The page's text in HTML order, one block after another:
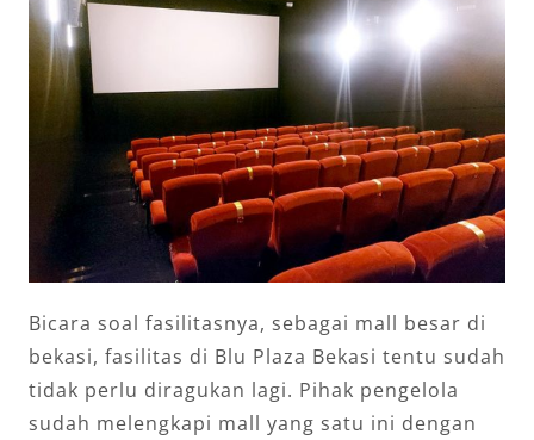
Bicara soal fasilitasnya, sebagai mall besar di
bekasi, fasilitas di Blu Plaza Bekasi tentu sudah
tidak perlu diragukan lagi. Pihak pengelola
sudah melengkapi mall yang satu ini dengan